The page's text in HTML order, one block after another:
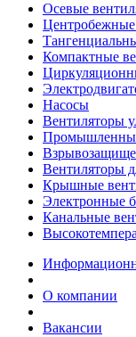
Осевые
Компактные
Насосы
Вентиляторы
Вентиляторы
Крышные
Электронные
Канальные
О компании
Вакансии